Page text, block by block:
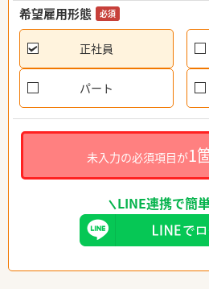
希望雇用形態 必須
正社員
パート
未入力の必須項目が1
LINE連携で簡